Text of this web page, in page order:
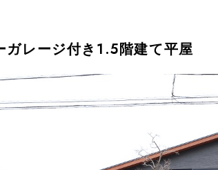
ガレージ付き1.5階建て平屋